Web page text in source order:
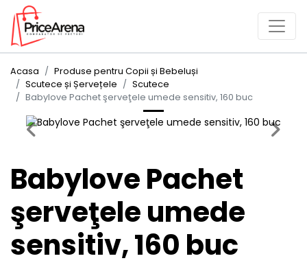
Acasa
Produse pentru Copii și Bebeluși
Scutece și Șervețele
Scutece
Babylove Pachet şerveţele umede sensitiv, 160 buc
Previous Next
Babylove Pachet
şerveţele umede
sensitiv, 160 buc